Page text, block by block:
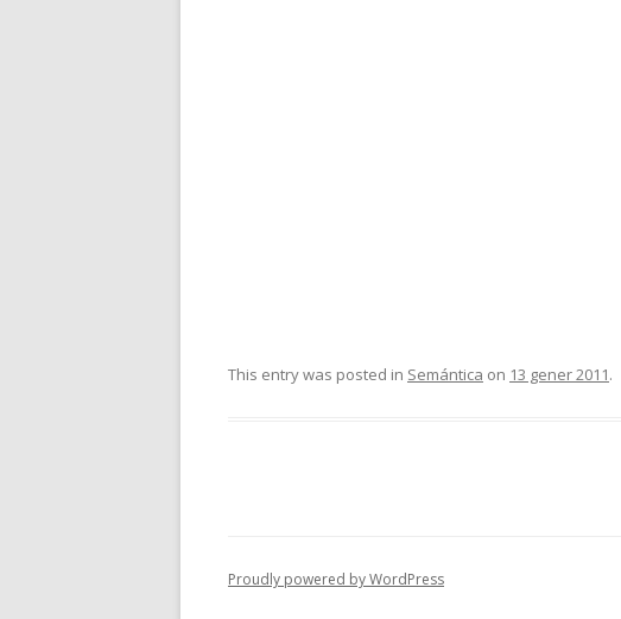
This entry was posted in Semántica on 13 gener 2011.
Proudly powered by WordPress